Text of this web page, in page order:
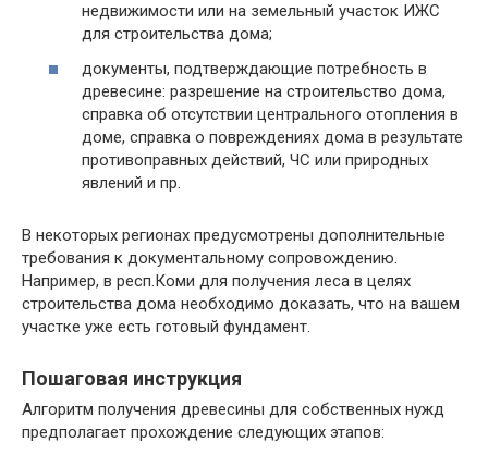
недвижимости или на земельный участок ИЖС
для строительства дома;
документы, подтверждающие потребность в
древесине: разрешение на строительство дома,
справка об отсутствии центрального отопления в
доме, справка о повреждениях дома в результате
противоправных действий, ЧС или природных
явлений и пр.
В некоторых регионах предусмотрены дополнительные
требования к документальному сопровождению.
Например, в респ.Коми для получения леса в целях
строительства дома необходимо доказать, что на вашем
участке уже есть готовый фундамент.
Пошаговая инструкция
Алгоритм получения древесины для собственных нужд
предполагает прохождение следующих этапов: